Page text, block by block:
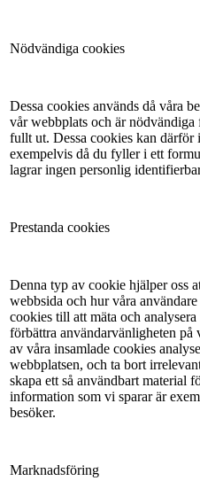
Nödvändiga cookies
Dessa cookies används då våra
vår webbplats och är
fullt ut. Dessa cookies kan därför
exempelvis då du fyller i ett
lagrar ingen personlig
Prestanda cookies
Denna typ av cookie hjälper oss
webbsida och hur våra
cookies till att mäta och
förbättra användarvänligheten
av våra insamlade cookies
webbplatsen, och ta bort
skapa ett så användbart material
information som vi sparar är
besöker.
Marknadsföring